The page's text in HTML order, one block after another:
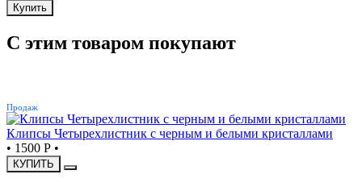
Купить
С этим товаром покупают
Продаж
Клипсы Четырехлистник с черным и белыми кристаллами
• 1500 Р •
КУПИТЬ